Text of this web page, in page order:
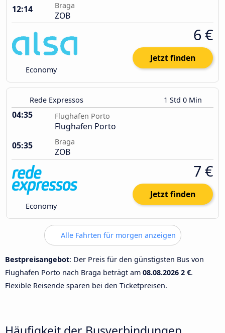
12:14
Braga
ZOB
Economy
6 €
Jetzt finden
Rede Expressos 1 Std 0 Min
04:35 Flughafen Porto
Flughafen Porto
05:35
Braga
ZOB
Economy
7 €
Jetzt finden
Alle Fahrten für morgen anzeigen
Bestpreisangebot: Der Preis für den günstigsten Bus von
Flughafen Porto nach Braga beträgt am 08.08.2026 2 €.
Flexible Reisende sparen bei den Ticketpreisen.